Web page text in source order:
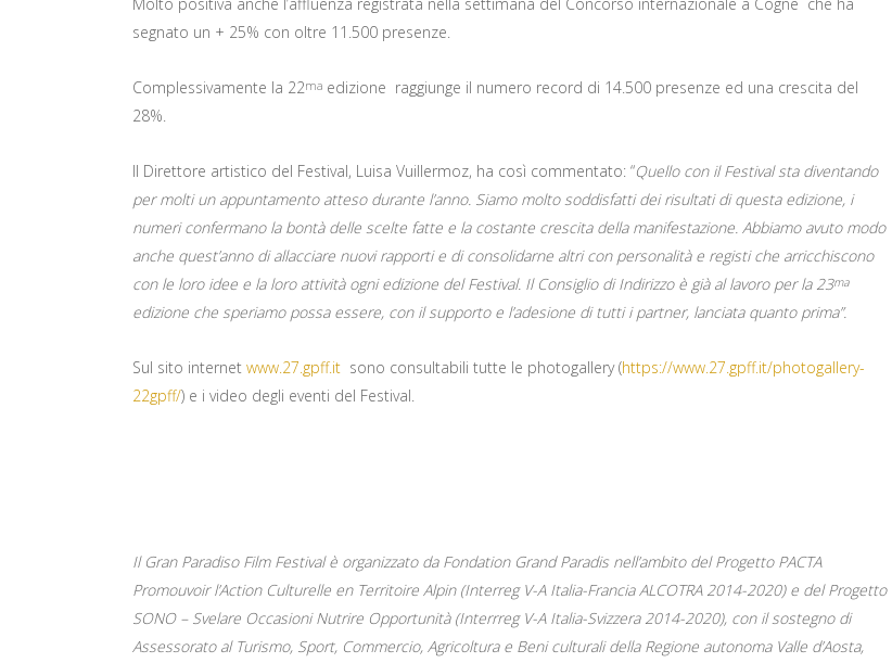
segnato un + 25% con oltre 11.500 presenze.
Complessivamente la 22ma edizione raggiunge il numero record di 14.500 presenze ed una crescita del
28%.
Il Direttore artistico del Festival, Luisa Vuillermoz, ha così commentato: “Quello con il Festival sta diventando
per molti un appuntamento atteso durante l’anno. Siamo molto soddisfatti dei risultati di questa edizione, i
numeri confermano la bontà delle scelte fatte e la costante crescita della manifestazione. Abbiamo avuto modo
anche quest’anno di allacciare nuovi rapporti e di consolidarne altri con personalità e registi che arricchiscono
con le loro idee e la loro attività ogni edizione del Festival. Il Consiglio di Indirizzo è già al lavoro per la 23ma
edizione che speriamo possa essere, con il supporto e l’adesione di tutti i partner, lanciata quanto prima”.
Sul sito internet www.27.gpff.it sono consultabili tutte le photogallery (https://www.27.gpff.it/photogallery-
22gpff/) e i video degli eventi del Festival.
Il Gran Paradiso Film Festival è organizzato da Fondation Grand Paradis nell’ambito del Progetto PACTA
Promouvoir l’Action Culturelle en Territoire Alpin (Interreg V-A Italia-Francia ALCOTRA 2014-2020) e del Progetto
SONO – Svelare Occasioni Nutrire Opportunità (Interrreg V-A Italia-Svizzera 2014-2020), con il sostegno di
Assessorato al Turismo, Sport, Commercio, Agricoltura e Beni culturali della Regione autonoma Valle d’Aosta,